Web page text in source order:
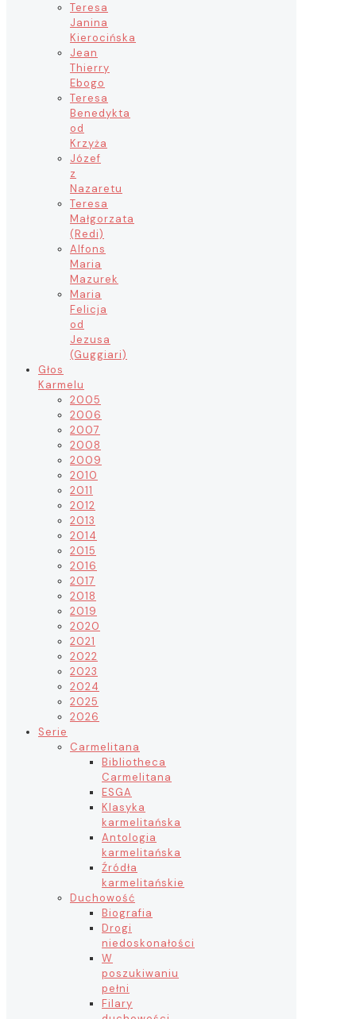
Teresa
Janina
Kierocińska
Jean
Thierry
Ebogo
Teresa
Benedykta
od
Krzyża
Józef
z
Nazaretu
Teresa
Małgorzata
(Redi)
Alfons
Maria
Mazurek
Maria
Felicja
od
Jezusa
(Guggiari)
Głos
Karmelu
2005
2006
2007
2008
2009
2010
2011
2012
2013
2014
2015
2016
2017
2018
2019
2020
2021
2022
2023
2024
2025
2026
Serie
Carmelitana
Bibliotheca
Carmelitana
ESGA
Klasyka
karmelitańska
Antologia
karmelitańska
Źródła
karmelitańskie
Duchowość
Biografia
Drogi
niedoskonałości
W
poszukiwaniu
pełni
Filary